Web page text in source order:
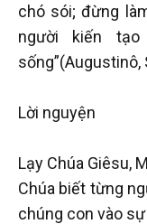
chó sói; đừng
người kiến
sống”(Augustinô,
Lời nguyện
Lạy Chúa Giêsu,
Chúa biết từng
chúng con vào